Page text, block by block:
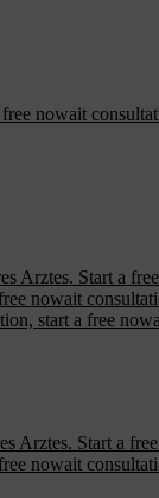
nowait
Arztes. Start a
nowait
start a free
Arztes. Start a
nowait